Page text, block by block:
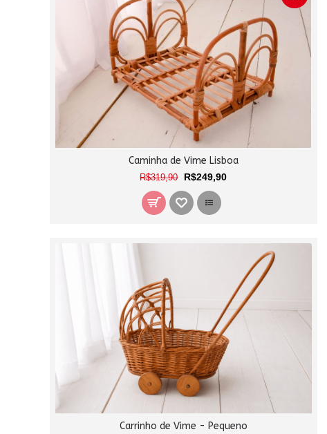
Caminha de Vime Lisboa
R$319,90 R$249,90
Carrinho de Vime - Pequeno